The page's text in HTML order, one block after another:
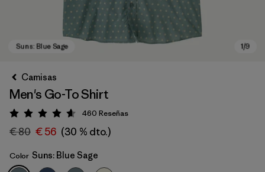
Camisas
Men's Go-To Shirt
Puntuación: 4.6 / 5
460 Reseñas
€ 80 € 56 (30 % dto.)
Color Suns: Blue Sage